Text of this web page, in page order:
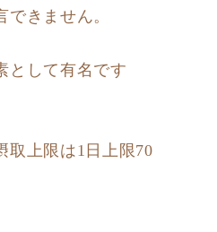
きません。
として有名です
取上限は1日上限70